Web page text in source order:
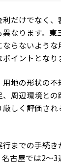
利だけでなく
なります。 東
ならないような
イントとなり
用地の形状の不
、周辺環境との
しく評価され
行までの手続き
名古屋では2〜